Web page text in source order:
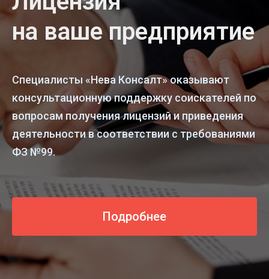
на ваше предприятие
Специалисты «Нева Консалт» оказывают
консультационную поддержку соискателей по
вопросам получения лицензий и приведения
деятельности в соответствии с требованиями
ФЗ №99.
Подробнее